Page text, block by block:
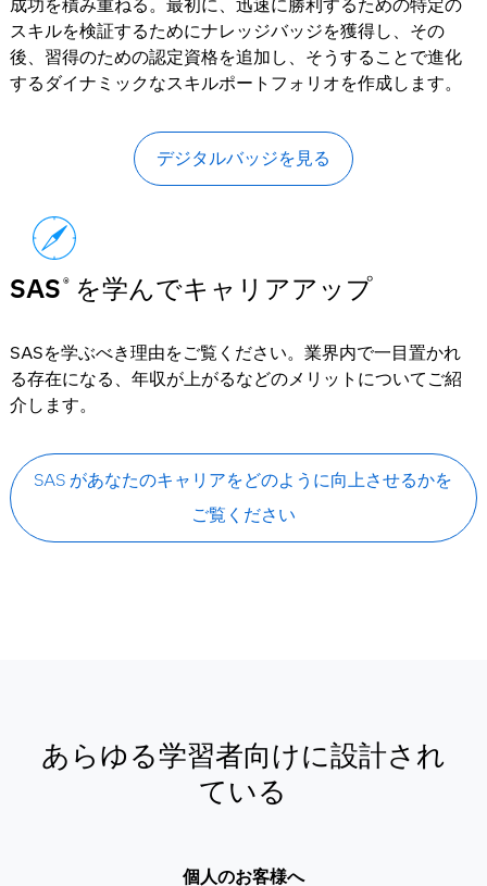
成功を積み重ねる。最初に、迅速に勝利するための特定の
スキルを検証するためにナレッジバッジを獲得し、その
後、習得のための認定資格を追加し、そうすることで進化
するダイナミックなスキルポートフォリオを作成します。
デジタルバッジを見る
SAS ®を学んでキャリアアップ
SASを学ぶべき理由をご覧ください。業界内で一目置かれ
る存在になる、年収が上がるなどのメリットについてご紹
介します。
SAS があなたのキャリアをどのように向上させるかを
ご覧ください
あらゆる学習者向けに設計され
ている
個人のお客様へ